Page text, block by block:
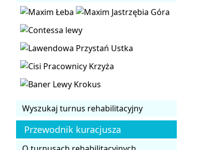
Wyszukaj turnus rehabilitacyjny
Przewodnik kuracjusza